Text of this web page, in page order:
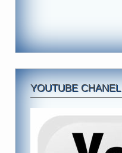
YOUTUBE CHANEL